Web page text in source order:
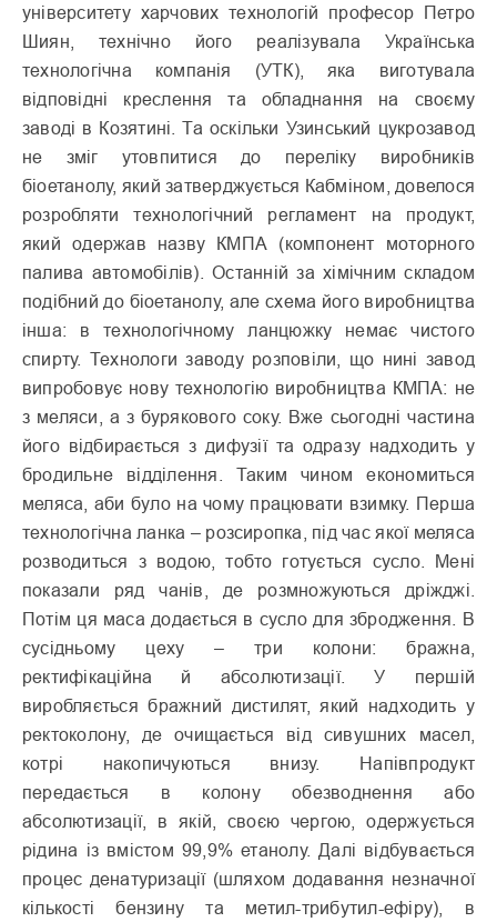
університету харчових технологій професор Петро
Шиян, технічно його реалізувала Українська
технологічна компанія (УТК), яка виготувала
відповідні креслення та обладнання на своєму
заводі в Козятині. Та оскільки Узинський цукрозавод
не зміг утовпитися до переліку виробників
біоетанолу, який затверджується Кабміном, довелося
розробляти технологічний регламент на продукт,
який одержав назву КМПА (компонент моторного
палива автомобілів). Останній за хімічним складом
подібний до біоетанолу, але схема його виробництва
інша: в технологічному ланцюжку немає чистого
спирту. Технологи заводу розповіли, що нині завод
випробовує нову технологію виробництва КМПА: не
з меляси, а з бурякового соку. Вже сьогодні частина
його відбирається з дифузії та одразу надходить у
бродильне відділення. Таким чином економиться
меляса, аби було на чому працювати взимку. Перша
технологічна ланка – розсиропка, під час якої меляса
розводиться з водою, тобто готується сусло. Мені
показали ряд чанів, де розмножуються дріжджі.
Потім ця маса додається в сусло для збродження. В
сусідньому цеху – три колони: бражна,
ректифікаційна й абсолютизації. У першій
виробляється бражний дистилят, який надходить у
ректоколону, де очищається від сивушних масел,
котрі накопичуються внизу. Напівпродукт
передається в колону обезводнення або
абсолютизації, в якій, своєю чергою, одержується
рідина із вмістом 99,9% етанолу. Далі відбувається
процес денатуризації (шляхом додавання незначної
кількості бензину та метил-трибутил-ефіру), в